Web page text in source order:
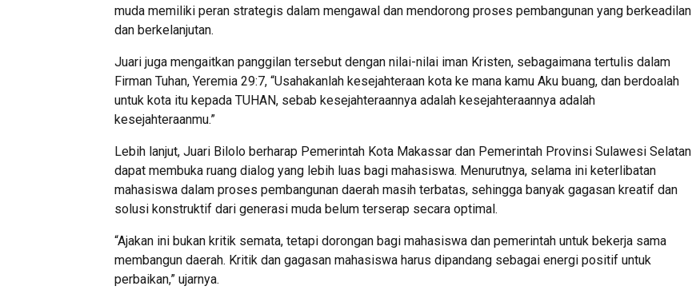
muda memiliki peran strategis dalam mengawal dan mendorong proses pembangunan yang berkeadilan
dan berkelanjutan.
Juari juga mengaitkan panggilan tersebut dengan nilai-nilai iman Kristen, sebagaimana tertulis dalam
Firman Tuhan, Yeremia 29:7, “Usahakanlah kesejahteraan kota ke mana kamu Aku buang, dan berdoalah
untuk kota itu kepada TUHAN, sebab kesejahteraannya adalah kesejahteraannya adalah
kesejahteraanmu.”
Lebih lanjut, Juari Bilolo berharap Pemerintah Kota Makassar dan Pemerintah Provinsi Sulawesi Selatan
dapat membuka ruang dialog yang lebih luas bagi mahasiswa. Menurutnya, selama ini keterlibatan
mahasiswa dalam proses pembangunan daerah masih terbatas, sehingga banyak gagasan kreatif dan
solusi konstruktif dari generasi muda belum terserap secara optimal.
“Ajakan ini bukan kritik semata, tetapi dorongan bagi mahasiswa dan pemerintah untuk bekerja sama
membangun daerah. Kritik dan gagasan mahasiswa harus dipandang sebagai energi positif untuk
perbaikan,” ujarnya.